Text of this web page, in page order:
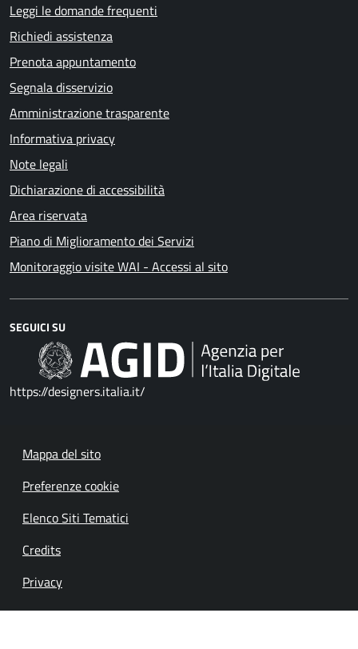
Leggi le domande frequenti
Richiedi assistenza
Prenota appuntamento
Segnala disservizio
Amministrazione trasparente
Informativa privacy
Note legali
Dichiarazione di accessibilità
Area riservata
Piano di Miglioramento dei Servizi
Monitoraggio visite WAI - Accessi al sito
SEGUICI SU
https://designers.italia.it/
Mappa del sito
Preferenze cookie
Elenco Siti Tematici
Credits
Privacy